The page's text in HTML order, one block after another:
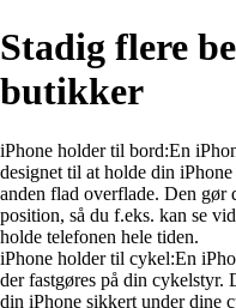
Stadig flere
butikker
iPhone holder til bord:En
designet til at holde din
anden flad overflade. Den gør
position, så du f.eks. kan se
holde telefonen hele tiden.
iPhone holder til cykel:En
der fastgøres på din
din iPhone sikkert under dine